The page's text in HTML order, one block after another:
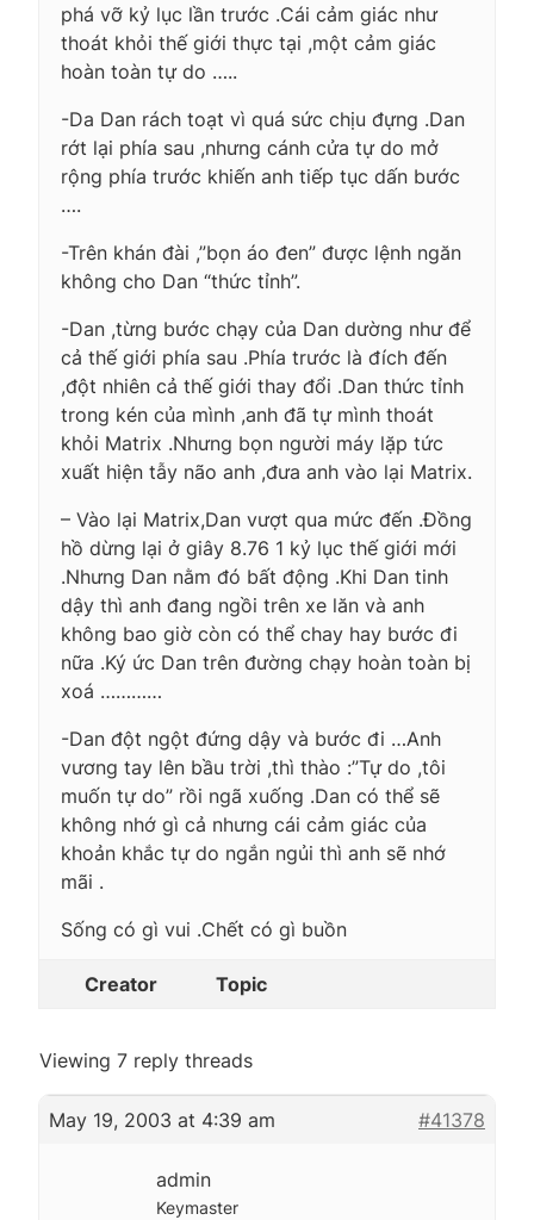
phá vỡ kỷ lục lần trước .Cái cảm giác như
thoát khỏi thế giới thực tại ,một cảm giác
hoàn toàn tự do …..
-Da Dan rách toạt vì quá sức chịu đựng .Dan
rớt lại phía sau ,nhưng cánh cửa tự do mở
rộng phía trước khiến anh tiếp tục dấn bước
….
-Trên khán đài ,”bọn áo đen” được lệnh ngăn
không cho Dan “thức tỉnh”.
-Dan ,từng bước chạy của Dan dường như để
cả thế giới phía sau .Phía trước là đích đến
,đột nhiên cả thế giới thay đổi .Dan thức tỉnh
trong kén của mình ,anh đã tự mình thoát
khỏi Matrix .Nhưng bọn người máy lặp tức
xuất hiện tẫy não anh ,đưa anh vào lại Matrix.
– Vào lại Matrix,Dan vượt qua mức đến .Đồng
hồ dừng lại ở giây 8.76 1 kỷ lục thế giới mới
.Nhưng Dan nằm đó bất động .Khi Dan tinh
dậy thì anh đang ngồi trên xe lăn và anh
không bao giờ còn có thể chay hay bước đi
nữa .Ký ức Dan trên đường chạy hoàn toàn bị
xoá …………
-Dan đột ngột đứng dậy và bước đi …Anh
vương tay lên bầu trời ,thì thào :”Tự do ,tôi
muốn tự do” rồi ngã xuống .Dan có thể sẽ
không nhớ gì cả nhưng cái cảm giác của
khoản khắc tự do ngắn ngủi thì anh sẽ nhớ
mãi .
Sống có gì vui .Chết có gì buồn
Creator Topic
Viewing 7 reply threads
May 19, 2003 at 4:39 am #41378
admin
Keymaster